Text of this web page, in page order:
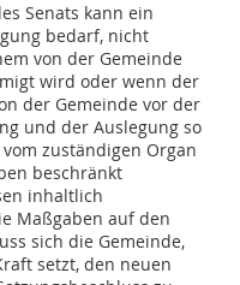
Senats kann ein
bedarf, nicht
von der Gemeinde
wird oder wenn der
der Gemeinde vor der
und der Auslegung so
zuständigen Organ
beschränkt
inhaltlich
Maßgaben auf den
sich die Gemeinde,
setzt, den neuen